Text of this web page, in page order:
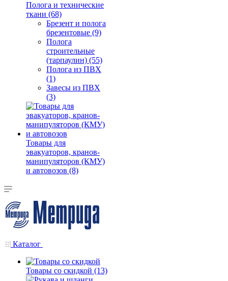
Полога и технические
ткани (68)
Брезент и полога
брезентовые (9)
Полога
строительные
(тарпаулин) (55)
Полога из ПВХ
(1)
Завесы из ПВХ
(3)
Товары для
эвакуаторов, кранов-
манипуляторов (КМУ)
и автовозов (8)
Каталог
Товары со скидкой (13)